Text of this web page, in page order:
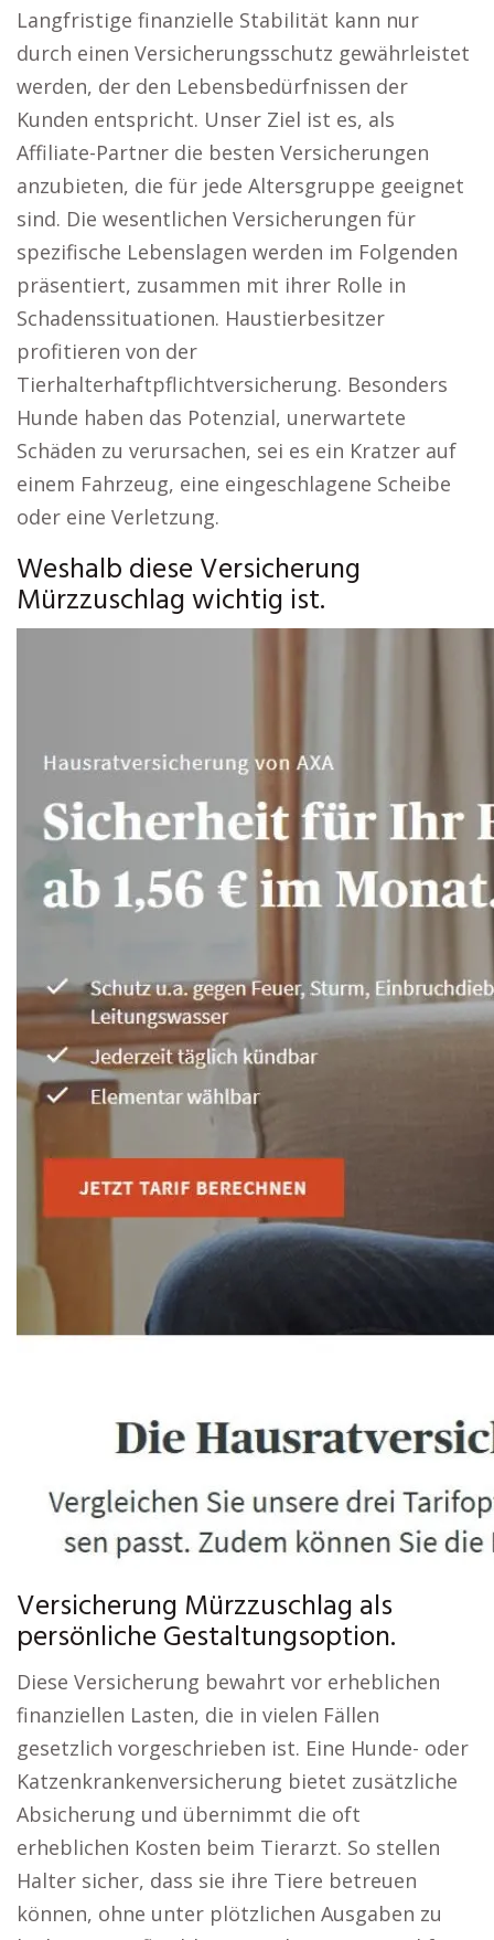
Langfristige finanzielle Stabilität kann nur
durch einen Versicherungsschutz gewährleistet
werden, der den Lebensbedürfnissen der
Kunden entspricht. Unser Ziel ist es, als
Affiliate-Partner die besten Versicherungen
anzubieten, die für jede Altersgruppe geeignet
sind. Die wesentlichen Versicherungen für
spezifische Lebenslagen werden im Folgenden
präsentiert, zusammen mit ihrer Rolle in
Schadenssituationen. Haustierbesitzer
profitieren von der
Tierhalterhaftpflichtversicherung. Besonders
Hunde haben das Potenzial, unerwartete
Schäden zu verursachen, sei es ein Kratzer auf
einem Fahrzeug, eine eingeschlagene Scheibe
oder eine Verletzung.
Weshalb diese Versicherung
Mürzzuschlag wichtig ist.
Versicherung Mürzzuschlag als
persönliche Gestaltungsoption.
Diese Versicherung bewahrt vor erheblichen
finanziellen Lasten, die in vielen Fällen
gesetzlich vorgeschrieben ist. Eine Hunde- oder
Katzenkrankenversicherung bietet zusätzliche
Absicherung und übernimmt die oft
erheblichen Kosten beim Tierarzt. So stellen
Halter sicher, dass sie ihre Tiere betreuen
können, ohne unter plötzlichen Ausgaben zu